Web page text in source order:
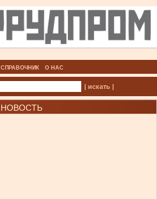
СПРАВОЧНИК О НАС
| искать |
НОВОСТЬ